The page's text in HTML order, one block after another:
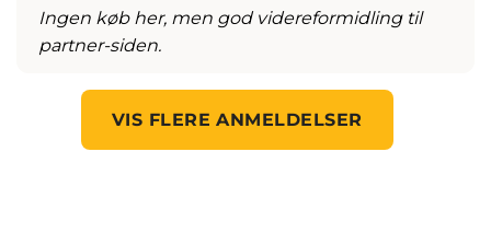
Ingen køb her, men god videreformidling til
partner-siden.
VIS FLERE ANMELDELSER